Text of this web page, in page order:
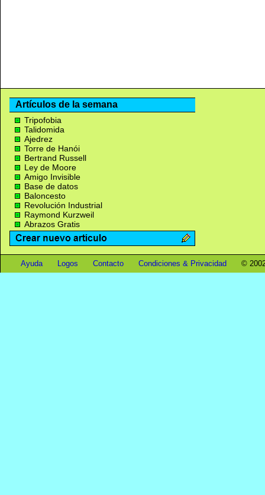
Artículos de la semana
Tripofobia
Talidomida
Ajedrez
Torre de Hanói
Bertrand Russell
Ley de Moore
Amigo Invisible
Base de datos
Baloncesto
Revolución Industrial
Raymond Kurzweil
Abrazos Gratis
Ayuda Logos Contacto Condiciones & Privacidad ©